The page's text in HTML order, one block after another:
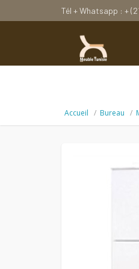
Tél + Whatsapp : +
Accueil Bureau